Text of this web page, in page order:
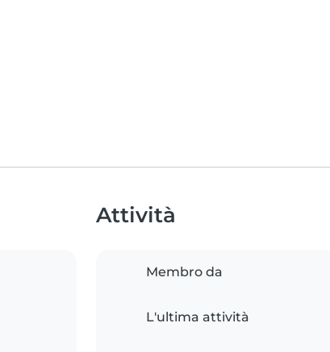
Attività
Membro da
L'ultima attività